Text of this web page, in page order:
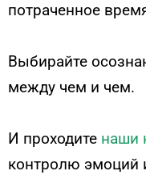
потраченное
Выбирайте
между чем и чем.
И проходите наши
контролю эмоций